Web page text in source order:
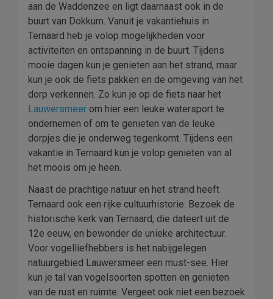
aan de Waddenzee en ligt daarnaast ook in de
buurt van Dokkum. Vanuit je vakantiehuis in
Ternaard heb je volop mogelijkheden voor
activiteiten en ontspanning in de buurt. Tijdens
mooie dagen kun je genieten aan het strand, maar
kun je ook de fiets pakken en de omgeving van het
dorp verkennen. Zo kun je op de fiets naar het
Lauwersmeer om hier een leuke watersport te
ondernemen of om te genieten van de leuke
dorpjes die je onderweg tegenkomt. Tijdens een
vakantie in Ternaard kun je volop genieten van al
het moois om je heen.
Naast de prachtige natuur en het strand heeft
Ternaard ook een rijke cultuurhistorie. Bezoek de
historische kerk van Ternaard, die dateert uit de
12e eeuw, en bewonder de unieke architectuur.
Voor vogelliefhebbers is het nabijgelegen
natuurgebied Lauwersmeer een must-see. Hier
kun je tal van vogelsoorten spotten en genieten
van de rust en ruimte. Vergeet ook niet een bezoek